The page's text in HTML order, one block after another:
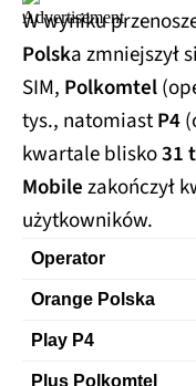
W wyniku
Polska zmniejszył
SIM, Polkomtel
tys., natomiastP4
kwartale blisko31
Mobilezakończył
użytkowników.
Operator
Orange Polska
Play P4
Plus Polkomtel